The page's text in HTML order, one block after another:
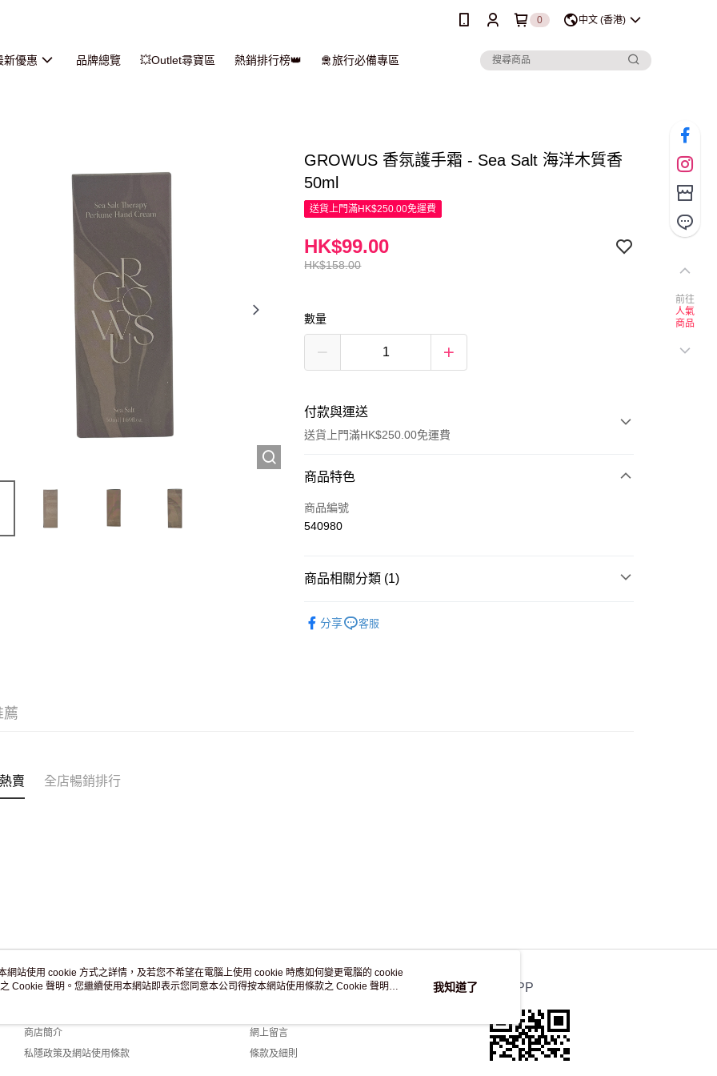
0 中文 (香港)
新優惠 品牌總覽 💥Outlet尋寶區 熱銷排行榜👑 🛅旅行必備專區
GROWUS 香氛護手霜 - Sea Salt 海洋木質香
50ml
送貨上門滿HK$250.00免運費
HK$158.00
HK$99.00
數量
付款與運送
送貨上門滿HK$250.00免運費
付款方式
信用卡
商品特色
商品編號
540980
商品相關分類 (1)
分享
客服
薦
賣 全店暢銷排行
關於我們
商店簡介
私隱政策及網站使用條款
客戶服務
網上留言
條款及細則
官方APP
前往
人氣
商品
網站使用 cookie 方式之詳情，及若您不希望在電腦上使用 cookie 時應如何變更電腦的 cookie
Cookie 聲明。您繼續使用本網站即表示您同意本公司得按本網站使用條款之 Cookie 聲明使
我知道了